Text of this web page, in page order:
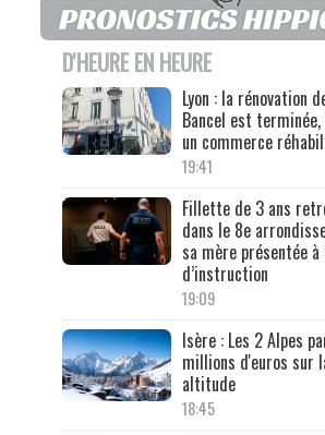
D'HEURE EN HEURE
Lyon : la rénovation
Bancel est
un commerce
19:41
Fillette de 3 ans
dans le 8e
sa mère présentée à
d’instruction
19:09
Isère : Les 2 Alpes
millions d'euros sur
altitude
18:45